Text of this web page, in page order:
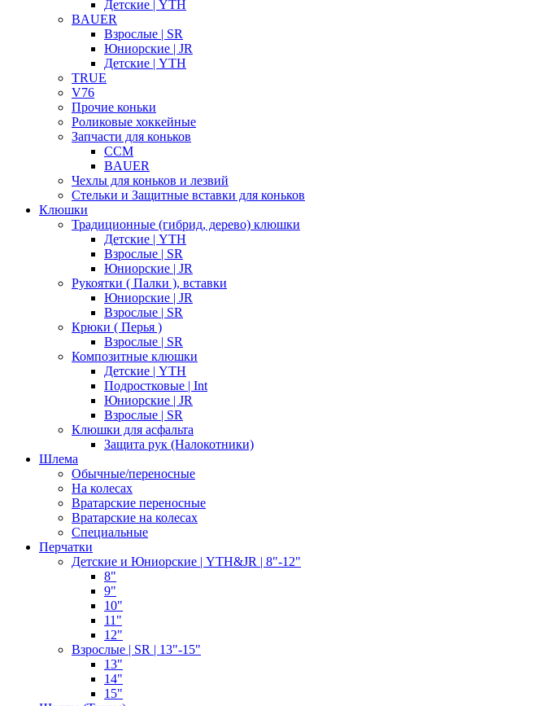
Детские | YTH
BAUER
Взрослые | SR
Юниорские | JR
Детские | YTH
TRUE
V76
Прочие коньки
Роликовые хоккейные
Запчасти для коньков
CCM
BAUER
Чехлы для коньков и лезвий
Стельки и Защитные вставки для коньков
Клюшки
Традиционные (гибрид, дерево) клюшки
Детские | YTH
Взрослые | SR
Юниорские | JR
Рукоятки ( Палки ), вставки
Юниорские | JR
Взрослые | SR
Крюки ( Перья )
Взрослые | SR
Композитные клюшки
Детские | YTH
Подростковые | Int
Юниорские | JR
Взрослые | SR
Клюшки для асфальта
Защита рук (Налокотники)
Шлема
Обычные/переносные
На колесах
Вратарские переносные
Вратарские на колесах
Специальные
Перчатки
Детские и Юниорские | YTH&JR | 8"-12"
8"
9"
10"
11"
12"
Взрослые | SR | 13"-15"
13"
14"
15"